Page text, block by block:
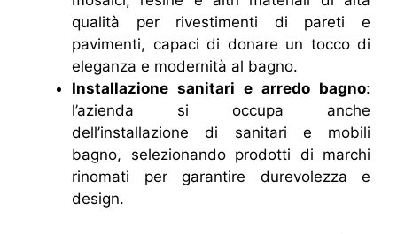
qualità per rivestimenti di pareti e
pavimenti, capaci di donare un tocco di
eleganza e modernità al bagno.
Installazione sanitari e arredo bagno:
l’azienda si occupa anche
dell’installazione di sanitari e mobili
bagno, selezionando prodotti di marchi
rinomati per garantire durevolezza e
design.